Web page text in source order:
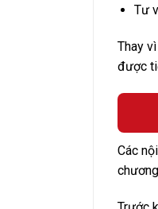
Tư
Thay
được
Các